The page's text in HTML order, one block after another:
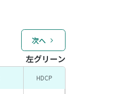
次へ
左グリーン
HDCP